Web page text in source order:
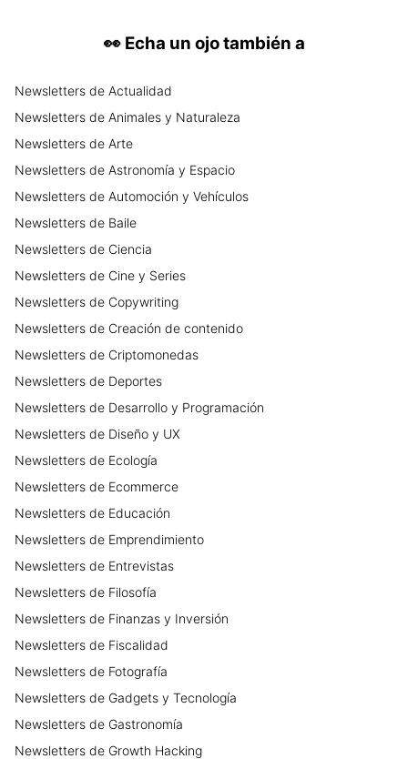
👀 Echa un ojo también a
Newsletters de Actualidad
Newsletters de Animales y Naturaleza
Newsletters de Arte
Newsletters de Astronomía y Espacio
Newsletters de Automoción y Vehículos
Newsletters de Baile
Newsletters de Ciencia
Newsletters de Cine y Series
Newsletters de Copywriting
Newsletters de Creación de contenido
Newsletters de Criptomonedas
Newsletters de Deportes
Newsletters de Desarrollo y Programación
Newsletters de Diseño y UX
Newsletters de Ecología
Newsletters de Ecommerce
Newsletters de Educación
Newsletters de Emprendimiento
Newsletters de Entrevistas
Newsletters de Filosofía
Newsletters de Finanzas y Inversión
Newsletters de Fiscalidad
Newsletters de Fotografía
Newsletters de Gadgets y Tecnología
Newsletters de Gastronomía
Newsletters de Growth Hacking